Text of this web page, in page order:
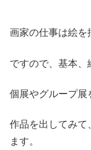
画家の仕事は絵を
ですので、基本、
個展やグループ展
作品を出してみて
ます。